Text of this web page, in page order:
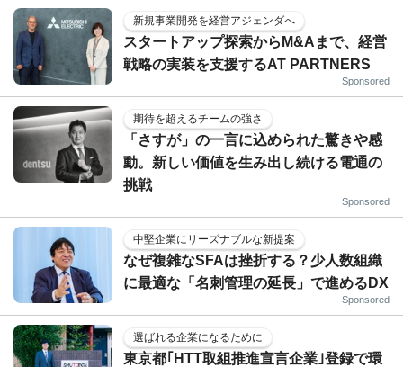
新規事業開発を経営アジェンダへ
スタートアップ探索からM&Aまで、経営
戦略の実装を支援するAT PARTNERS
Sponsored
期待を超えるチームの強さ
「さすが」の一言に込められた驚きや感
動。新しい価値を生み出し続ける電通の
挑戦
Sponsored
中堅企業にリーズナブルな新提案
なぜ複雑なSFAは挫折する？少人数組織
に最適な「名刺管理の延長」で進めるDX
Sponsored
選ばれる企業になるために
東京都｢HTT取組推進宣言企業｣登録で環